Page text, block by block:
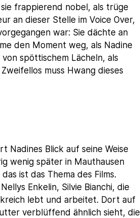
frappierend nobel, als trüge
an dieser Stelle im Voice Over,
war: Sie dächte an
den Moment weg, als Nadine
spöttischem Lächeln, als
muss Hwang dieses
Nadines Blick auf seine Weise
wenig später in Mauthausen
ist das Thema des Films.
Enkelin, Silvie Bianchi, die
lebt und arbeitet. Dort auf
verblüffend ähnlich sieht, die